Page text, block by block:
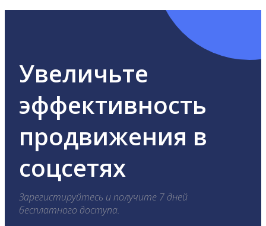
Увеличьте
эффективность
продвижения в
соцсетях
Зарегистируйтесь и получите 7 дней
бесплатного доступа.